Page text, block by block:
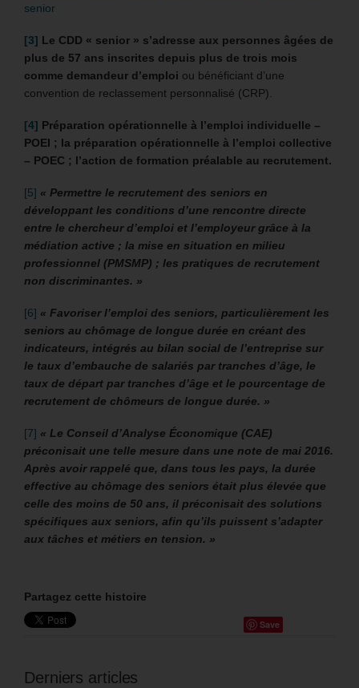
senior
[3] Le CDD « senior » s’adresse aux personnes âgées de
plus de 57 ans inscrites depuis plus de trois mois
comme demandeur d’emploi ou bénéficiant d’une
convention de reclassement personnalisé (CRP).
[4] Préparation opérationnelle à l’emploi individuelle –
POEI ; la préparation opérationnelle à l’emploi collective
– POEC ; l’action de formation préalable au recrutement.
[5] « Permettre le recrutement des seniors en
développant les conditions d’une rencontre directe
entre le chercheur d’emploi et l’employeur grâce à la
médiation active ; la mise en situation en milieu
professionnel (PMSMP) ; les pratiques de recrutement
non discriminantes. »
[6] « Favoriser l’emploi des seniors, particulièrement les
seniors au chômage de longue durée en créant des
indicateurs, intégrés au bilan social de l’entreprise sur
le taux d’embauche de salariés par tranches d’âge, le
taux de départ par tranches d’âge et le pourcentage de
recrutement de chômeurs de longue durée. »
[7] « Le Conseil d’Analyse Économique (CAE)
préconisait une telle mesure dans une note de mai 2016.
Après avoir rappelé que, dans tous les pays, la durée
effective au chômage des seniors était plus élevée que
celle des moins de 50 ans, il préconisait des solutions
spécifiques aux seniors, afin qu’ils puissent s’adapter
aux tâches et métiers en tension. »
Partagez cette histoire
Save
Derniers articles